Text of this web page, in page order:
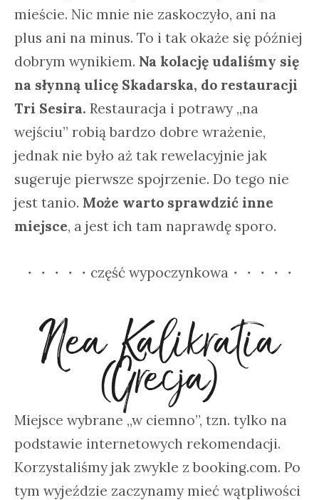
mieście. Nic mnie nie zaskoczyło, ani na
plus ani na minus. To i tak okaże się później
dobrym wynikiem. Na kolację udaliśmy się
na słynną ulicę Skadarska, do restauracji
Tri Sesira. Restauracja i potrawy „na
wejściu” robią bardzo dobre wrażenie,
jednak nie było aż tak rewelacyjnie jak
sugeruje pierwsze spojrzenie. Do tego nie
jest tanio. Może warto sprawdzić inne
miejsce, a jest ich tam naprawdę sporo.
・・・・・część wypoczynkowa・・・・・
Nea Kalikratia
(Grecja)
Miejsce wybrane „w ciemno”, tzn. tylko na
podstawie internetowych rekomendacji.
Korzystaliśmy jak zwykle z booking.com. Po
tym wyjeździe zaczynamy mieć wątpliwości